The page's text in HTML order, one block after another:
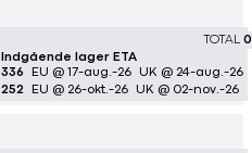
TOTAL 0
Indgående lager ETA
336
EU @ 17-aug.-26
UK @ 24-aug.-26
252
EU @ 26-okt.-26 UK @ 02-nov.-26